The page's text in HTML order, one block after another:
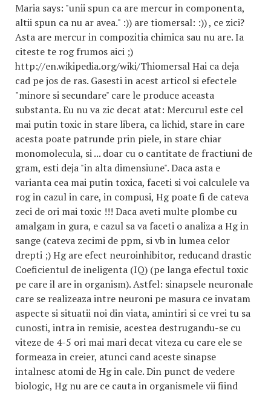
Maria says: "unii spun ca are mercur in componenta,
altii spun ca nu ar avea." :)) are tiomersal: :)) , ce zici?
Asta are mercur in compozitia chimica sau nu are. Ia
citeste te rog frumos aici ;)
http://en.wikipedia.org/wiki/Thiomersal Hai ca deja
cad pe jos de ras. Gasesti in acest articol si efectele
"minore si secundare" care le produce aceasta
substanta. Eu nu va zic decat atat: Mercurul este cel
mai putin toxic in stare libera, ca lichid, stare in care
acesta poate patrunde prin piele, in stare chiar
monomolecula, si ... doar cu o cantitate de fractiuni de
gram, esti deja "in alta dimensiune". Daca asta e
varianta cea mai putin toxica, faceti si voi calculele va
rog in cazul in care, in compusi, Hg poate fi de cateva
zeci de ori mai toxic !!! Daca aveti multe plombe cu
amalgam in gura, e cazul sa va faceti o analiza a Hg in
sange (cateva zecimi de ppm, si vb in lumea celor
drepti ;) Hg are efect neuroinhibitor, reducand drastic
Coeficientul de ineligenta (IQ) (pe langa efectul toxic
pe care il are in organism). Astfel: sinapsele neuronale
care se realizeaza intre neuroni pe masura ce invatam
aspecte si situatii noi din viata, amintiri si ce vrei tu sa
cunosti, intra in remisie, acestea destrugandu-se cu
viteze de 4-5 ori mai mari decat viteza cu care ele se
formeaza in creier, atunci cand aceste sinapse
intalnesc atomi de Hg in cale. Din punct de vedere
biologic, Hg nu are ce cauta in organismele vii fiind